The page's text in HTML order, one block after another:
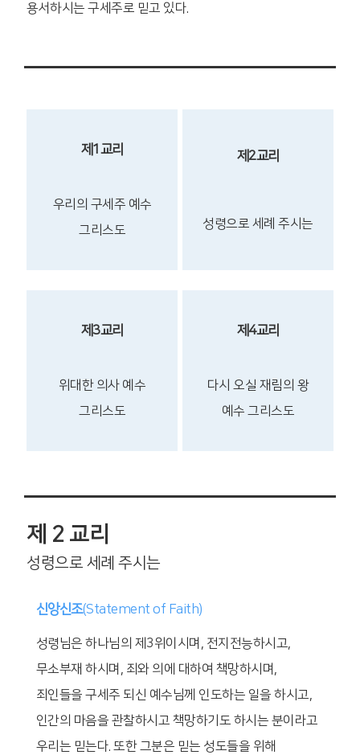
용서하시는 구세주로 믿고 있다.
제1교리
우리의 구세주 예수
그리스도
제2교리
성령으로 세례 주시는
제3교리
위대한 의사 예수
그리스도
제4교리
다시 오실 재림의 왕
예수 그리스도
제 2 교리
성령으로 세례 주시는
신앙신조(Statement of Faith)
성령님은 하나님의 제3위이시며, 전지전능하시고,
무소부재 하시며, 죄와 의에 대하여 책망하시며,
죄인들을 구세주 되신 예수님께 인도하는 일을 하시고,
인간의 마음을 관찰하시고 책망하기도 하시는 분이라고
우리는 믿는다. 또한 그분은 믿는 성도들을 위해